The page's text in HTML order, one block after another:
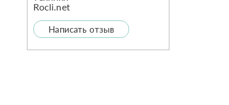
Написать отзыв